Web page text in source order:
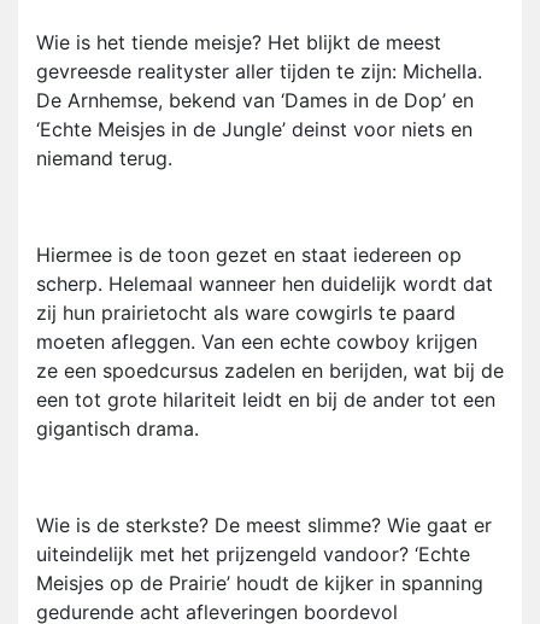
Wie is het tiende meisje? Het blijkt de meest
gevreesde realityster aller tijden te zijn: Michella.
De Arnhemse, bekend van ‘Dames in de Dop’ en
‘Echte Meisjes in de Jungle’ deinst voor niets en
niemand terug.
Hiermee is de toon gezet en staat iedereen op
scherp. Helemaal wanneer hen duidelijk wordt dat
zij hun prairietocht als ware cowgirls te paard
moeten afleggen. Van een echte cowboy krijgen
ze een spoedcursus zadelen en berijden, wat bij de
een tot grote hilariteit leidt en bij de ander tot een
gigantisch drama.
Wie is de sterkste? De meest slimme? Wie gaat er
uiteindelijk met het prijzengeld vandoor? ‘Echte
Meisjes op de Prairie’ houdt de kijker in spanning
gedurende acht afleveringen boordevol